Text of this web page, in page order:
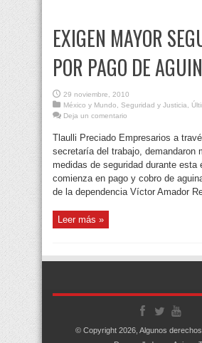
EXIGEN MAYOR
POR PAGO DE
29 noviembre, 2010
México y Mundo, Seguridad y Justicia,
Deja un comentario
Tlaulli Preciado Empresarios a
secretaría del trabajo, demandaron
medidas de seguridad durante esta
comienza en pago y cobro de
de la dependencia Víctor Amador
Leer más »
© Copyright 2026, Algunos